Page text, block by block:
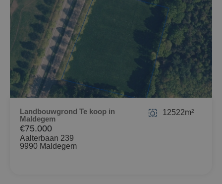
Landbouwgrond Te koop in
Maldegem
€75.000
Aalterbaan 239
9990 Maldegem
12522m²